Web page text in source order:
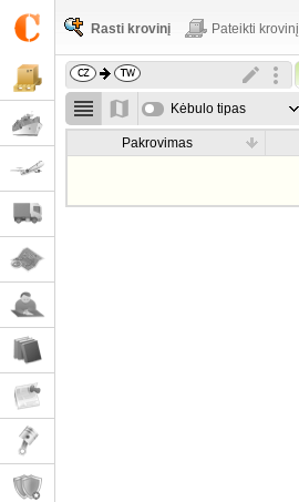
Rasti krovinį Pateikti krovinį
Kėbulo tipas
Pakrovimas